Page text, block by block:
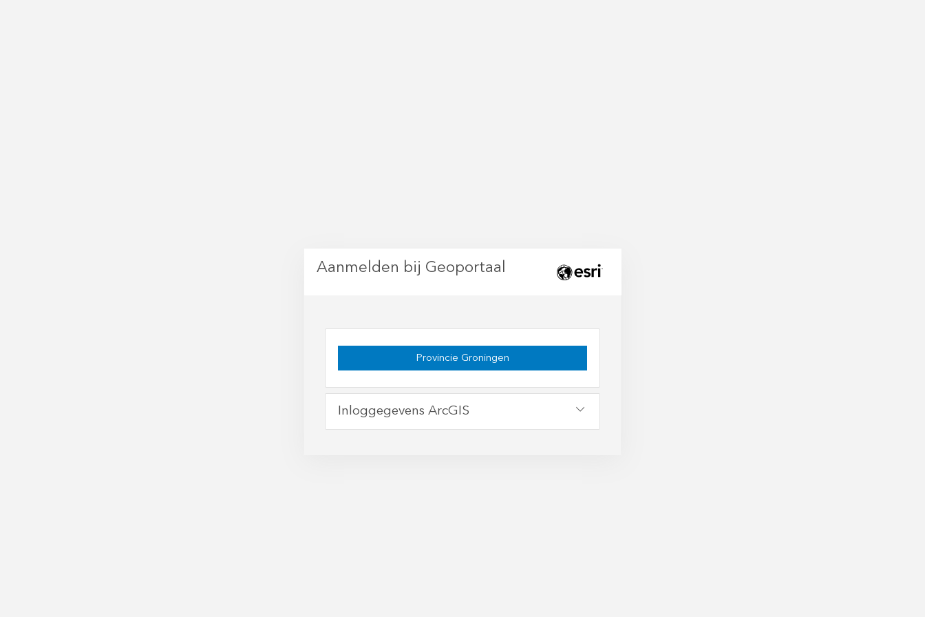
Aanmelden bij Geoportaal
Provincie Groningen
Inloggegevens ArcGIS